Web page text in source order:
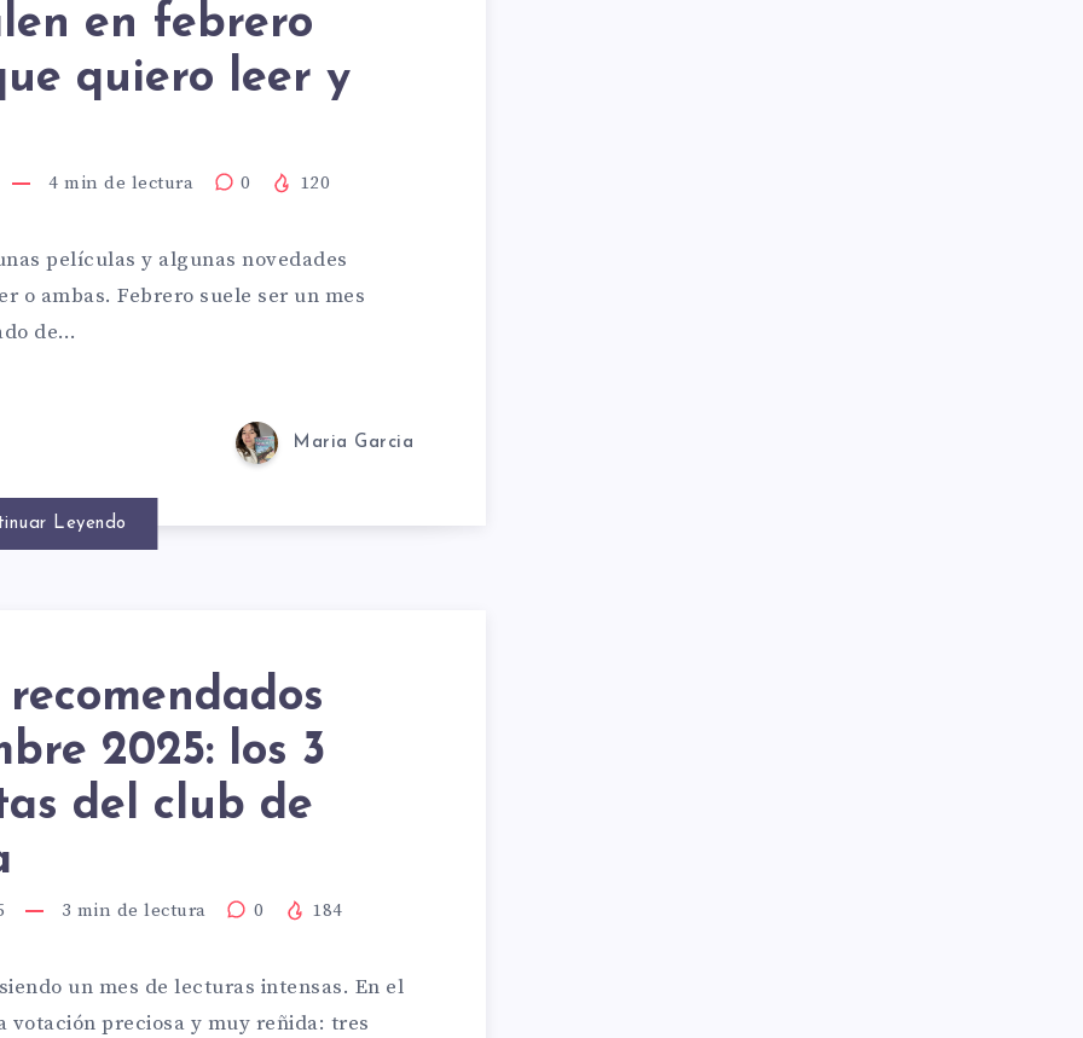
en febrero
quiero leer y
4 min de lectura 0 120
películas y algunas novedades
o ambas. Febrero suele ser un mes
de…
Maria Garcia
Leyendo
2025: los 3
del club de
3 min de lectura 0 184
un mes de lecturas intensas. En el
votación preciosa y muy reñida: tres